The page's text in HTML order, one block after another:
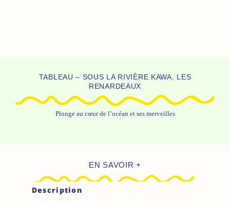
TABLEAU – SOUS LA RIVIÈRE KAWA, LES
RENARDEAUX
Plonge au cœur de l’océan et ses merveilles
EN SAVOIR +
Description